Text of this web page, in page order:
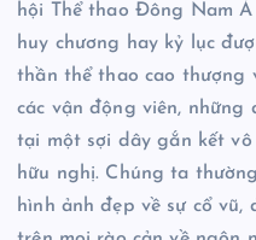
hội Thể thao Đông Nam
huy chương hay kỷ lục
thần thể thao cao thượng
các vận động viên,
tại một sợi dây gắn kết
hữu nghị. Chúng ta
hình ảnh đẹp về sự cổ vũ,